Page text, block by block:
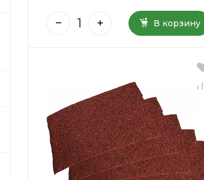
В корзину